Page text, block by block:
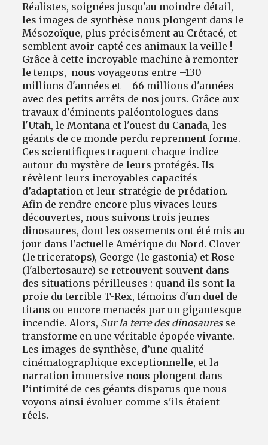
Réalistes, soignées jusqu'au moindre détail,
les images de synthèse nous plongent dans le
Mésozoïque, plus précisément au Crétacé, et
semblent avoir capté ces animaux la veille !
Grâce à cette incroyable machine à remonter
le temps, nous voyageons entre –130
millions d'années et –66 millions d'années
avec des petits arrêts de nos jours. Grâce aux
travaux d'éminents paléontologues dans
l'Utah, le Montana et l'ouest du Canada, les
géants de ce monde perdu reprennent forme.
Ces scientifiques traquent chaque indice
autour du mystère de leurs protégés. Ils
révèlent leurs incroyables capacités
d’adaptation et leur stratégie de prédation.
Afin de rendre encore plus vivaces leurs
découvertes, nous suivons trois jeunes
dinosaures, dont les ossements ont été mis au
jour dans l'actuelle Amérique du Nord. Clover
(le triceratops), George (le gastonia) et Rose
(l'albertosaure) se retrouvent souvent dans
des situations périlleuses : quand ils sont la
proie du terrible T-Rex, témoins d'un duel de
titans ou encore menacés par un gigantesque
incendie. Alors, Sur la terre des dinosauresse
transforme en une véritable épopée vivante.
Les images de synthèse, d’une qualité
cinématographique exceptionnelle, et la
narration immersive nous plongent dans
l’intimité de ces géants disparus que nous
voyons ainsi évoluer comme s'ils étaient
réels.